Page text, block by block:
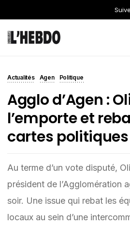
Actualités Agen Politique
Agglo d’Agen :
l’emporte et
cartes politiques
Au terme d’un vote disputé,
président de l’Agglomération
soir. Une issue qui rebat les
locaux au sein d’une